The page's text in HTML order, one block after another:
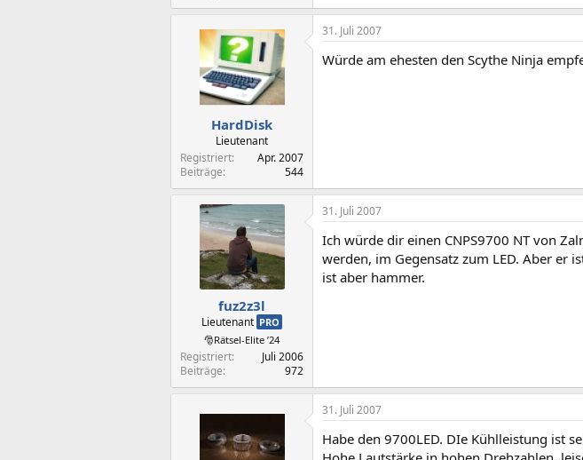
HardDisk
Lieutenant
Registriert
Apr. 2007
Beiträge
544
31. Juli 2007
Würde am ehesten den Scythe Ninja
fuz2z3l
Lieutenant PRO
🎅Rätsel-Elite ’24
Registriert
Juli 2006
Beiträge
972
31. Juli 2007
Ich würde dir einen CNPS9700 NT von
werden, im Gegensatz zum LED. Aber er
ist aber hammer.
31. Juli 2007
Habe den 9700LED. DIe Kühlleistung ist